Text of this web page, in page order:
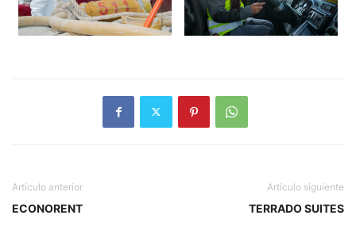
Artículo anterior
ECONORENT
Artículo siguiente
TERRADO SUITES